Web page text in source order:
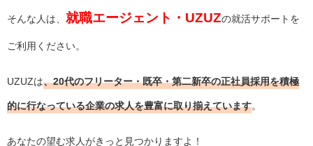
そんな人は、 就職エージェント・UZUZの就活サポートを
ご利用ください。
UZUZは、20代のフリーター・既卒・第二新卒の正社員採用を積極
的に行なっている企業の求人を豊富に取り揃えています。
あなたの望む求人がきっと見つかりますよ！